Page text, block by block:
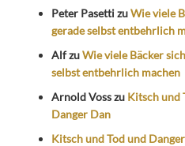
Peter PasettizuWie viele
gerade selbst entbehrlich
AlfzuWie viele Bäcker
selbst entbehrlich machen
Arnold Vosszu Kitsch und
Danger Dan
Kitsch und Tod und